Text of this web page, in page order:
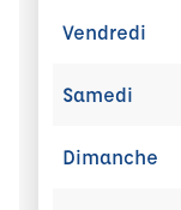
Vendredi
Samedi
Dimanche